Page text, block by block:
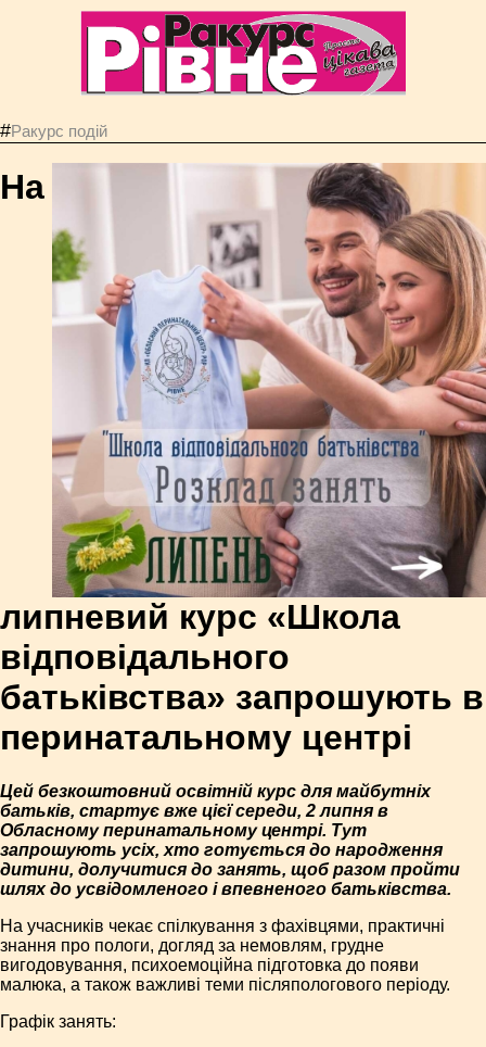
#Ракурс подій
На
липневий курс «Школа
відповідального
батьківства» запрошують в
перинатальному центрі
Цей безкоштовний освітній курс для майбутніх
батьків, стартує вже цієї середи, 2 липня в
Обласному перинатальному центрі. Тут
запрошують усіх, хто готується до народження
дитини, долучитися до занять, щоб разом пройти
шлях до усвідомленого і впевненого батьківства.
На учасників чекає спілкування з фахівцями, практичні
знання про пологи, догляд за немовлям, грудне
вигодовування, психоемоційна підготовка до появи
малюка, а також важливі теми післяпологового періоду.
Графік занять: